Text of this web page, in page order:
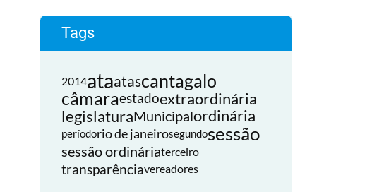
Tags
2014ataatascantagalo
câmaraestadoextraordinária
legislaturaMunicipalordinária
períodorio de janeirosegundosessão
sessão ordináriaterceiro
transparênciavereadores